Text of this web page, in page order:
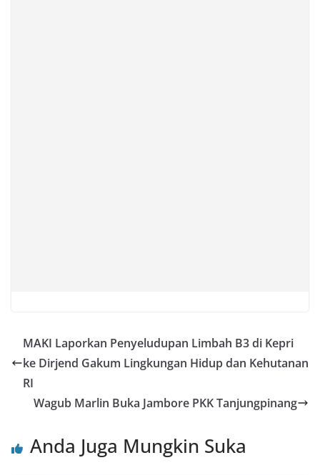
MAKI Laporkan Penyeludupan Limbah B3 di Kepri
ke Dirjend Gakum Lingkungan Hidup dan Kehutanan
RI
Wagub Marlin Buka Jambore PKK Tanjungpinang
Anda Juga Mungkin Suka